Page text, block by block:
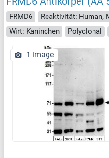
FRMD6 Reaktivität: Human,
Wirt: Kaninchen
Polyclonal
1 image